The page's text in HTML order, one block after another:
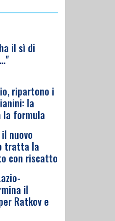
il sì di
ripartono i
la
la formula
nuovo
tratta la
con riscatto
il
Ratkov e